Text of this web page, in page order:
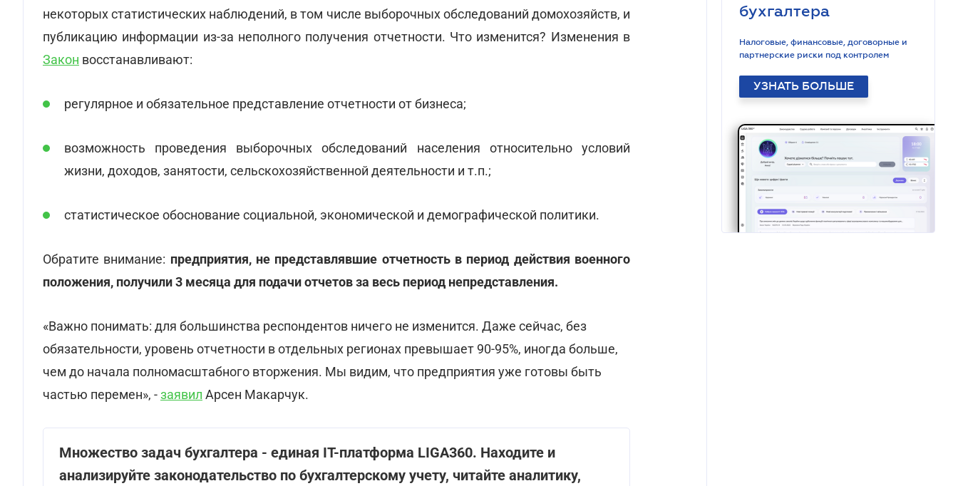
некоторых статистических наблюдений, в том числе выборочных обследований домохозяйств, и
публикацию информации из-за неполного получения отчетности. Что изменится? Изменения в
Закон восстанавливают:
регулярное и обязательное представление отчетности от бизнеса;
возможность проведения выборочных обследований населения относительно условий
жизни, доходов, занятости, сельскохозяйственной деятельности и т.п.;
статистическое обоснование социальной, экономической и демографической политики.
Обратите внимание: предприятия, не представлявшие отчетность в период действия военного
положения, получили 3 месяца для подачи отчетов за весь период непредставления.
«Важно понимать: для большинства респондентов ничего не изменится. Даже сейчас, без
обязательности, уровень отчетности в отдельных регионах превышает 90-95%, иногда больше,
чем до начала полномасштабного вторжения. Мы видим, что предприятия уже готовы быть
частью перемен», -заявил Арсен Макарчук.
Множество задач бухгалтера - единая ІТ-платформа LIGA360. Находите и
анализируйте законодательство по бухгалтерскому учету, читайте аналитику,
бухгалтера
Налоговые, финансовые, договорные и
партнерские риски под контролем
УЗНАТЬ БОЛЬШЕ